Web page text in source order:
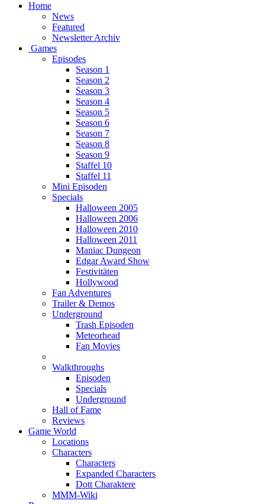
Home
News
Featured
Newsletter Archiv
Games
Episodes
Season 1
Season 2
Season 3
Season 4
Season 5
Season 6
Season 7
Season 8
Season 9
Staffel 10
Staffel 11
Mini Episoden
Specials
Halloween 2005
Halloween 2006
Halloween 2010
Halloween 2011
Maniac Dungeon
Edgar Award Show
Festivitäten
Hollywood
Fan Adventures
Trailer & Demos
Underground
Trash Episoden
Meteorhead
Fan Movies
Walkthroughs
Episoden
Specials
Underground
Hall of Fame
Reviews
Game World
Locations
Characters
Characters
Expanded Characters
Dott Charaktere
MMM-Wiki